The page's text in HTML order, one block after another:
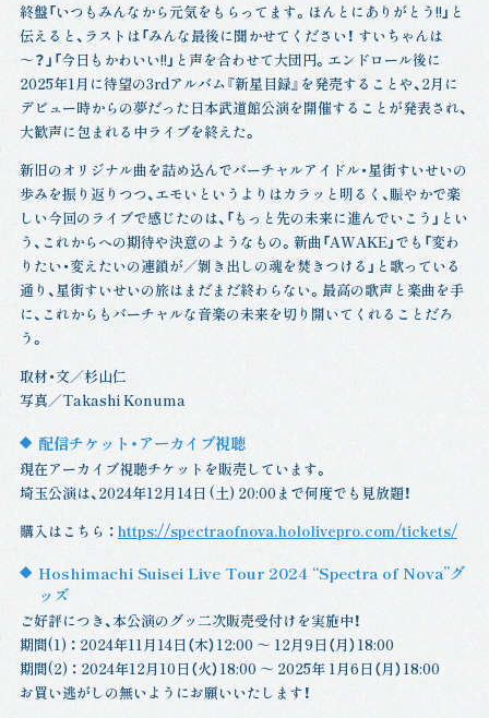
終盤「いつもみんなから元気をもらってます。ほんとにありがとう!!」と
伝えると、ラストは「みんな最後に聞かせてください！ すいちゃんは
～？」「今日もかわいい!!」と声を合わせて大団円。エンドロール後に
2025年1月に待望の3rdアルバム『新星目録』を発売することや、2月に
デビュー時からの夢だった日本武道館公演を開催することが発表され、
大歓声に包まれる中ライブを終えた。
新旧のオリジナル曲を詰め込んでバーチャルアイドル・星街すいせいの
歩みを振り返りつつ、エモいというよりはカラッと明るく、賑やかで楽
しい今回のライブで感じたのは、「もっと先の未来に進んでいこう」とい
う、これからへの期待や決意のようなもの。新曲「AWAKE」でも「変わ
りたい・変えたいの連鎖が／剝き出しの魂を焚きつける」と歌っている
通り、星街すいせいの旅はまだまだ終わらない。最高の歌声と楽曲を手
に、これからもバーチャルな音楽の未来を切り開いてくれることだろ
う。
取材・文／杉山仁
写真／Takashi Konuma
配信チケット・アーカイブ視聴
現在アーカイブ視聴チケットを販売しています。
埼玉公演は、2024年12月14日 (土) 20:00まで何度でも見放題！
購入はこちら ： https://spectraofnova.hololivepro.com/tickets/
Hoshimachi Suisei Live Tour 2024 “Spectra of Nova”グ
ッズ
ご好評につき、本公演のグッ二次販売受付けを実施中！
期間(1) ： 2024年11月14日（木）12:00 ～ 12月9日（月）18:00
期間(2) ： 2024年12月10日（火）18:00 ～ 2025年 1月6日（月）18:00
お買い逃がしの無いようにお願いいたします！